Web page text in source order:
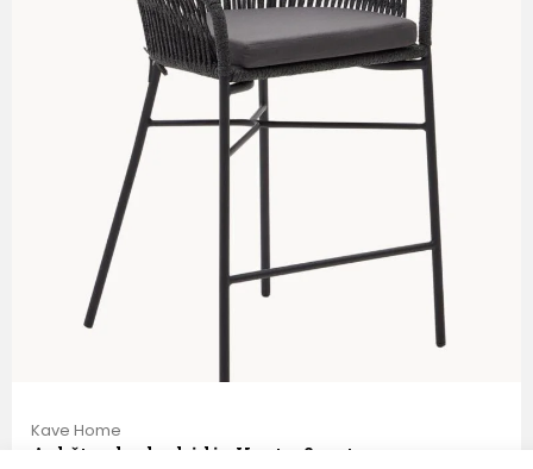
Kave Home
Aukštos lauko kėdės Yante, 2 vnt.